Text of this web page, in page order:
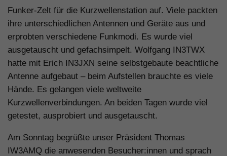
Funker-Zelt für die Kurzwellenstation auf. Viele packten
ihre unterschiedlichen Antennen und Geräte aus und
erprobten verschiedene Funkmodi. Es wurde viel
ausgetauscht und gefachsimpelt. Wolfgang IN3TWX
hatte mit Erich IN3JXN seine selbstgebaute beachtliche
Antenne aufgebaut – beim Aufstellen brauchte es viele
Hände. Es gelangen viele weltweite
Kurzwellenverbindungen. An beiden Tagen wurde viel
getestet, ausprobiert und ausgetauscht.
Am Sonntag begrüßte unser Präsident Thomas
IW3AMQ die anwesenden Besucher:innen und sprach